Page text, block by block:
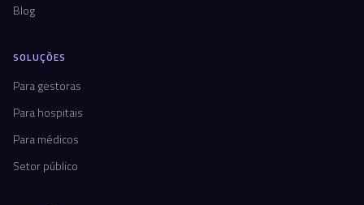
Blog
SOLUÇÕES
Para gestoras
Para hospitais
Para médicos
Setor público